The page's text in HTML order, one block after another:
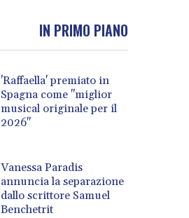
IN PRIMO PIANO
'Raffaella' premiato in
Spagna come "miglior
musical originale per il
2026"
Vanessa Paradis
annuncia la separazione
dallo scrittore Samuel
Benchetrit